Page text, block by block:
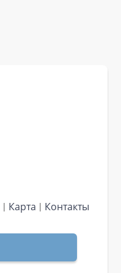
Карта Контакты